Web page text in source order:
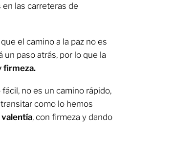
las carreteras de
el camino a la paz no es
un paso atrás, por lo que la
firmeza.
no es un camino rápido,
como lo hemos
valentía, con firmeza y dando